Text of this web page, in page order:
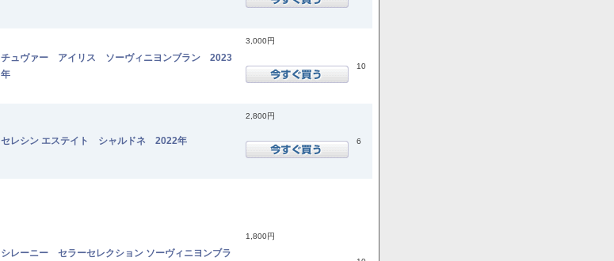
チュヴァー アイリス ソーヴィニヨンブラン 2023
年
3,000円
10
セレシン エステイト シャルドネ 2022年
2,800円
6
シレーニー セラーセレクション ソーヴィニヨンブラ
1,800円